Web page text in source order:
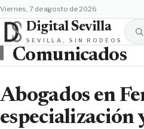
viernes, 7 de agosto de 2026
Digital Sevilla
SEVILLA, SIN RODEOS
Comunicados
Abogados en
especialización